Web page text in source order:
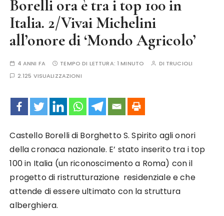
Borelli ora è tra i top 100 in
Italia. 2/Vivai Michelini
all’onore di ‘Mondo Agricolo’
4 ANNI FA TEMPO DI LETTURA:1 MINUTO DI TRUCIOLI
2.125 VISUALIZZAZIONI
Castello Borelli di Borghetto S. Spirito agli onori
della cronaca nazionale. E’ stato inserito tra i top
100 in Italia (un riconoscimento a Roma) con il
progetto di ristrutturazione residenziale e che
attende di essere ultimato con la struttura
alberghiera.